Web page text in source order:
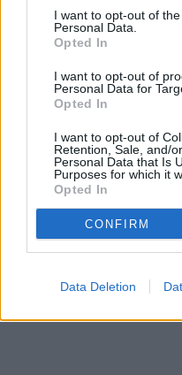
I want to opt-out of
Personal Data.
Opted In
I want to opt-out of
Personal Data for
Opted In
I want to opt-out of
Retention, Sale, and/
Personal Data that Is
Purposes for which it
Opted In
CONFIRM
Data Deletion
Prima sport - co nabídne v prvním
O webu parabola.cz •O
Dovolená u moře •Bazény